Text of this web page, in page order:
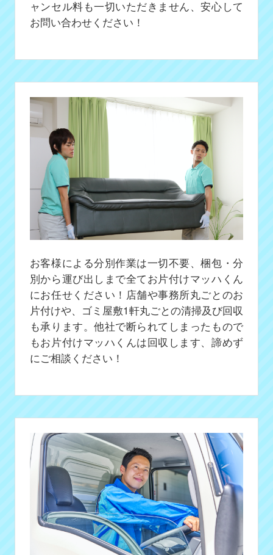
ャンセル料も一切いただきません、安心して
お問い合わせください！
お客様による分別作業は一切不要、梱包・分
別から運び出しまで全てお片付けマッハくん
にお任せください！店舗や事務所丸ごとのお
片付けや、ゴミ屋敷1軒丸ごとの清掃及び回収
も承ります。他社で断られてしまったもので
もお片付けマッハくんは回収します、諦めず
にご相談ください！